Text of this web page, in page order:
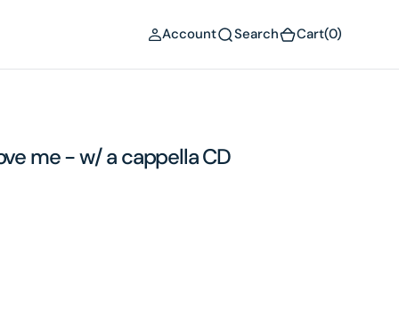
Account Search Cart(0)
me - w/ a cappella CD